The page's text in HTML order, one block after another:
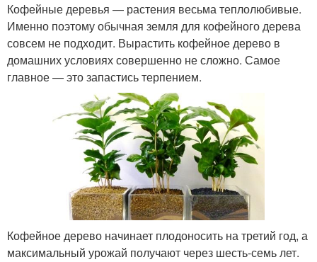
Кофейные деревья — растения весьма теплолюбивые.
Именно поэтому обычная земля для кофейного дерева
совсем не подходит. Вырастить кофейное дерево в
домашних условиях совершенно не сложно. Самое
главное — это запастись терпением.
Кофейное дерево начинает плодоносить на третий год, а
максимальный урожай получают через шесть-семь лет.